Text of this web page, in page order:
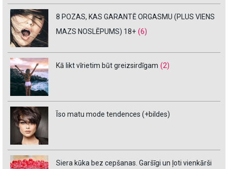
8 POZAS, KAS GARANTĒ ORGASMU (PLUS VIENS
MAZS NOSLĒPUMS) 18+ (6)
Kā likt vīrietim būt greizsirdīgam (2)
Īso matu mode tendences (+bildes)
Siera kūka bez cepšanas. Garšīgi un ļoti vienkārši